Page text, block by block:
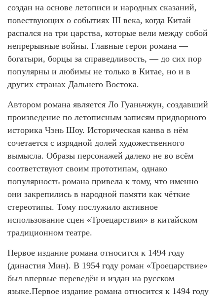
создан на основе летописи и народных сказаний,
повествующих о событиях III века, когда Китай
распался на три царства, которые вели между собой
непрерывные войны. Главные герои романа —
богатыри, борцы за справедливость, — до сих пор
популярны и любимы не только в Китае, но и в
других странах Дальнего Востока.
Автором романа является Ло Гуаньчжун, создавший
произведение по летописным записям придворного
историка Чэнь Шоу. Историческая канва в нём
сочетается с изрядной долей художественного
вымысла. Образы персонажей далеко не во всём
соответствуют своим прототипам, однако
популярность романа привела к тому, что именно
они закрепились в народной памяти как чёткие
стереотипы. Тому послужило активное
использование сцен «Троецарствия» в китайском
традиционном театре.
Первое издание романа относится к 1494 году
(династия Мин). В 1954 году роман «Троецарствие»
был впервые переведён и издан на русском
языке.Первое издание романа относится к 1494 году